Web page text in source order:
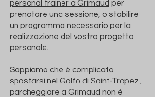
personal trainer a Grimaud per
prenotare una sessione, o stabilire
un programma necessario per la
realizzazione del vostro progetto
personale.
Sappiamo che è complicato
spostarsi nel Golfo di Saint-Tropez ,
parcheggiare a Grimaud non è